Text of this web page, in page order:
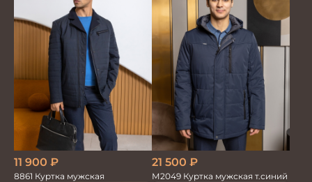
11 900 ₽
8861 Куртка мужская
21 500 ₽
М2049 Куртка мужская т.синий